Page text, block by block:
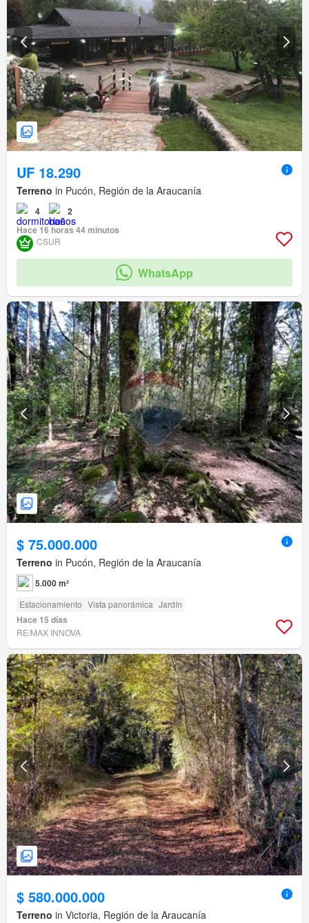
UF 18.290
Terreno in Pucón, Región de la Araucanía
4
2
Hace 16 horas 44 minutos
CSUR
WhatsApp
$ 75.000.000
Terreno in Pucón, Región de la Araucanía
5.000 m²
Estacionamiento Vista panorámica Jardín
Hace 15 días
RE/MAX INNOVA
$ 580.000.000
Terreno in Victoria, Región de la Araucanía